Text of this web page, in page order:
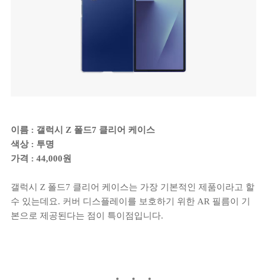
이름 : 갤럭시 Z 폴드7 클리어 케이스
색상 : 투명
가격 : 44,000원
갤럭시 Z 폴드7 클리어 케이스는 가장 기본적인 제품이라고 할
수 있는데요. 커버 디스플레이를 보호하기 위한 AR 필름이 기
본으로 제공된다는 점이 특이점입니다.